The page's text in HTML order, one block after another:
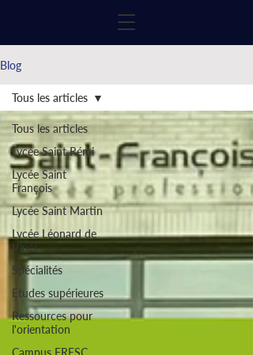
Blog
Tous les articles
Lycée Saint Rémi
Lycée Saint
François
Lycée Saint Martin
Lycée Léonard de
Vinci
Spécialités
Etudes supérieures
Ressources pour
l'orientation
Campus FRESC
Tous les articles